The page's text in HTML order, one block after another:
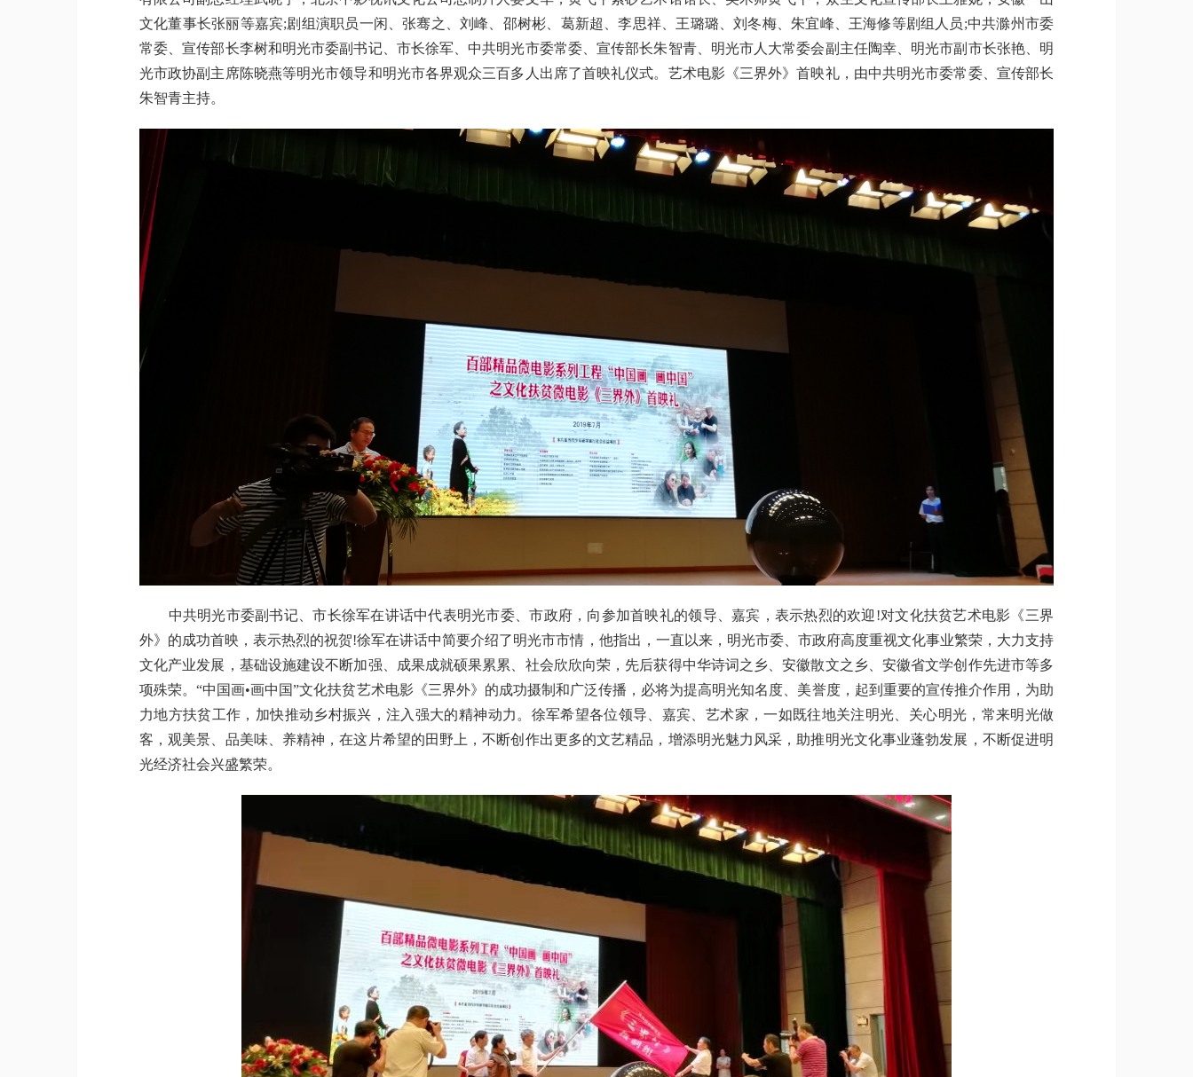
文化董事长张丽等嘉宾;剧组演职员一闲、张骞之、刘峰、邵树彬、葛新超、李思祥、王璐璐、刘冬梅、朱宜峰、王海修等剧组人员;中共滁州市委
常委、宣传部长李树和明光市委副书记、市长徐军、中共明光市委常委、宣传部长朱智青、明光市人大常委会副主任陶幸、明光市副市长张艳、明
光市政协副主席陈晓燕等明光市领导和明光市各界观众三百多人出席了首映礼仪式。艺术电影《三界外》首映礼，由中共明光市委常委、宣传部长
朱智青主持。
中共明光市委副书记、市长徐军在讲话中代表明光市委、市政府，向参加首映礼的领导、嘉宾，表示热烈的欢迎!对文化扶贫艺术电影《三界
外》的成功首映，表示热烈的祝贺!徐军在讲话中简要介绍了明光市市情，他指出，一直以来，明光市委、市政府高度重视文化事业繁荣，大力支持
文化产业发展，基础设施建设不断加强、成果成就硕果累累、社会欣欣向荣，先后获得中华诗词之乡、安徽散文之乡、安徽省文学创作先进市等多
项殊荣。“中国画•画中国”文化扶贫艺术电影《三界外》的成功摄制和广泛传播，必将为提高明光知名度、美誉度，起到重要的宣传推介作用，为助
力地方扶贫工作，加快推动乡村振兴，注入强大的精神动力。徐军希望各位领导、嘉宾、艺术家，一如既往地关注明光、关心明光，常来明光做
客，观美景、品美味、养精神，在这片希望的田野上，不断创作出更多的文艺精品，增添明光魅力风采，助推明光文化事业蓬勃发展，不断促进明
光经济社会兴盛繁荣。